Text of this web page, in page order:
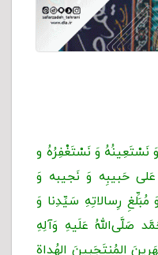
نَسْتَعِینُهُ وَ نَسْتَغْفِرُهُ و
حَبیبِه وَ نَجیبه وَ
رِسالاتِهِ سَیِّدِنا وَ
صَلَّى‌اللهُ عَلَیهِ وَآلِهِ
المُنتَجَبینَ الهُداةِ